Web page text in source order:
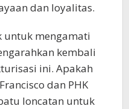
dan loyalitas.
untuk mengamati
kembali
ini. Apakah
dan PHK
loncatan untuk